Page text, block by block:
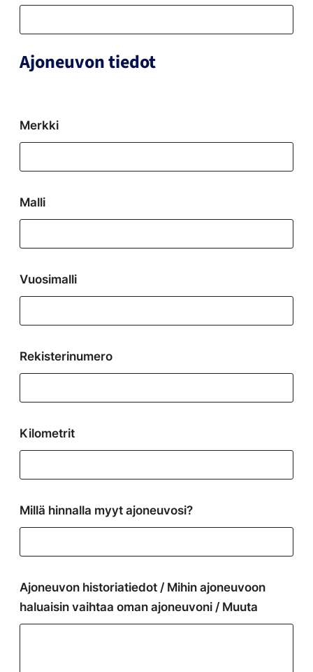
Ajoneuvon tiedot
Merkki
Malli
Vuosimalli
Rekisterinumero
Kilometrit
Millä hinnalla myyt ajoneuvosi?
Ajoneuvon historiatiedot / Mihin ajoneuvoon
haluaisin vaihtaa oman ajoneuvoni / Muuta